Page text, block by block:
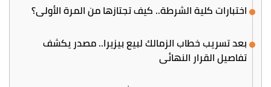
اختبارات كلية الشرطة.. كيف تجتازها من المرة الأولى؟
بعد تسريب خطاب الزمالك لبيع بيزيرا.. مصدر يكشف
تفاصيل القرار النهائي